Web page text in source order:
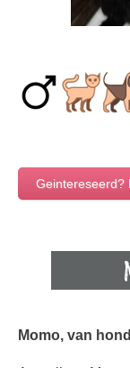
Geintereseerd?
Momo, van